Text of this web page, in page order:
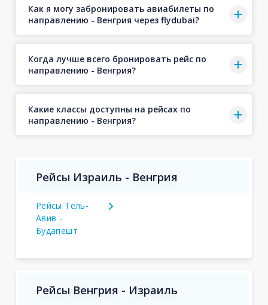
Как я могу забронировать авиабилеты по
направлению - Венгрия через flydubai?
Когда лучше всего бронировать рейс по
направлению - Венгрия?
Какие классы доступны на рейсах по
направлению - Венгрия?
Рейсы Израиль - Венгрия
Рейсы Тель-
Авив -
Будапешт
Рейсы Венгрия - Израиль